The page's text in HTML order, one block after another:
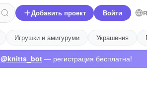
Добавить проект Войти
Игрушки и амигуруми Украшения
@knitts_bot — регистрация бесплатна!